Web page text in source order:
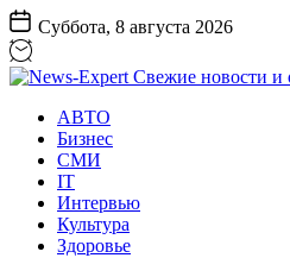
Перейти
к
содержанию
Суббота, 8 августа 2026
Expert
Свежие
новости
обзоры.
Последние
известия
АВТО
Бизнес
СМИ
IT
Интервью
Культура
Здоровье